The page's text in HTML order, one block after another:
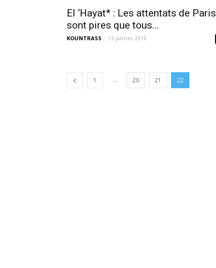
El ‘Hayat* : Les attentats de Paris
sont pires que tous...
KOUNTRASS - 13 janvier 2016
1 ... 20 21 22